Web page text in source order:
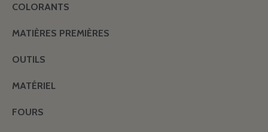
COLORANTS
MATIÈRES PREMIÈRES
OUTILS
MATÉRIEL
FOURS